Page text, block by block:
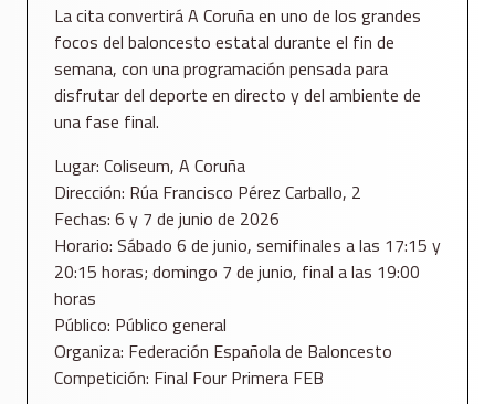
La cita convertirá A Coruña en uno de los grandes
focos del baloncesto estatal durante el fin de
semana, con una programación pensada para
disfrutar del deporte en directo y del ambiente de
una fase final.
Lugar: Coliseum, A Coruña
Dirección: Rúa Francisco Pérez Carballo, 2
Fechas: 6 y 7 de junio de 2026
Horario: Sábado 6 de junio, semifinales a las 17:15 y
20:15 horas; domingo 7 de junio, final a las 19:00
horas
Público: Público general
Organiza: Federación Española de Baloncesto
Competición: Final Four Primera FEB